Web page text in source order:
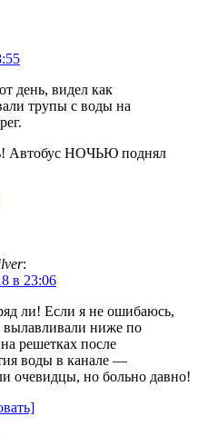
день, видел как
трупы с воды на
Автобус НОЧЬЮ поднял
:
в 23:06
ли! Если я не ошибаюсь,
вылавливали ниже по
решетках после
воды в канале —
очевидцы, но больно давно!